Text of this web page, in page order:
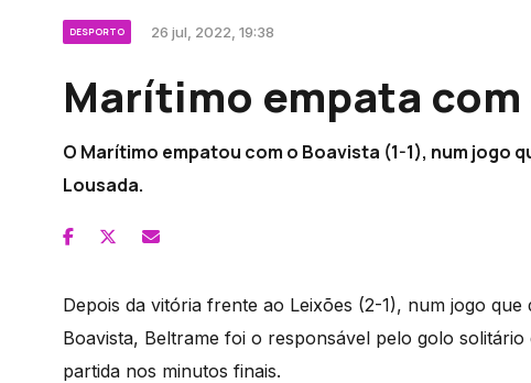
DESPORTO 26 jul, 2022, 19:38
Marítimo empata
O Marítimo empatou com o Boavista (1-1), num jogo
Lousada.
Depois da vitória frente ao Leixões (2-1), num jogo
Boavista, Beltrame foi o responsável pelo golo
partida nos minutos finais.